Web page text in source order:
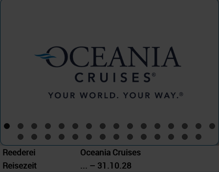
Reederei
Oceania Cruises
Reisezeit
... – 31.10.28